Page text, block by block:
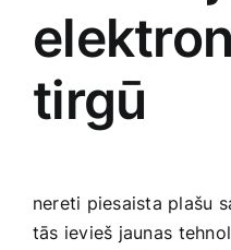
Rotaļlietas, bērnu preces
Smaržas, kosmētika
Sports, tūrisms un
tirgū
nereti piesaista plašu
tās ievieš jaunas⁤